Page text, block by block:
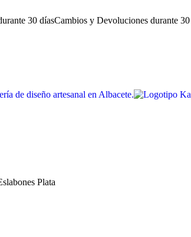
30 díasCambios y Devoluciones durante
Plata